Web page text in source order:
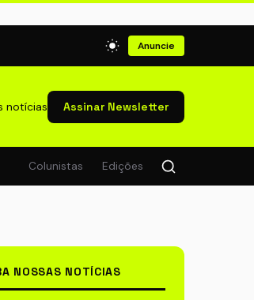
Anuncie
notícias Assinar Newsletter
Colunistas Edições
NOSSAS NOTÍCIAS